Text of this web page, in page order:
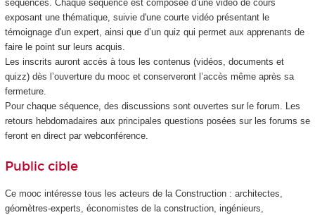
séquences. Chaque séquence est composée d’une vidéo de cours
exposant une thématique, suivie d'une courte vidéo présentant le
témoignage d'un expert, ainsi que d’un quiz qui permet aux apprenants de
faire le point sur leurs acquis.
Les inscrits auront accès à tous les contenus (vidéos, documents et
quizz) dès l’ouverture du mooc et conserveront l’accès même après sa
fermeture.
Pour chaque séquence, des discussions sont ouvertes sur le forum. Les
retours hebdomadaires aux principales questions posées sur les forums se
feront en direct par webconférence.
Public cible
Ce mooc intéresse tous les acteurs de la Construction : architectes,
géomètres-experts, économistes de la construction, ingénieurs,